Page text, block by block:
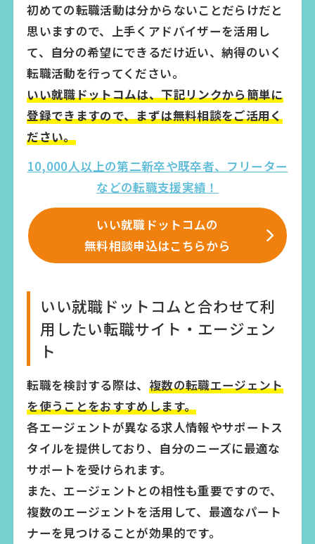
初めての転職活動は分からないことだらけだと
思いますので、上手くアドバイザーを活用し
て、自分の希望にできるだけ近い、納得のいく
転職活動を行ってください。
いい就職ドットコムは、下記リンクから簡単に
登録できますので、まずは無料相談をご活用く
ださい。
10,000人以上の第二新卒や既卒者、フリーター
などの転職支援実績！
いい就職ドットコムの
無料相談申込はこちらから
いい就職ドットコムと合わせて利
用したい転職サイト・エージェン
ト
転職を検討する際は、 複数の転職エージェント
を使うことをおすすめします。
各エージェントが異なる求人情報やサポートス
タイルを提供しており、自分のニーズに最適な
サポートを受けられます。
また、エージェントとの相性も重要ですので、
複数のエージェントを活用して、最適なパート
ナーを見つけることが効果的です。